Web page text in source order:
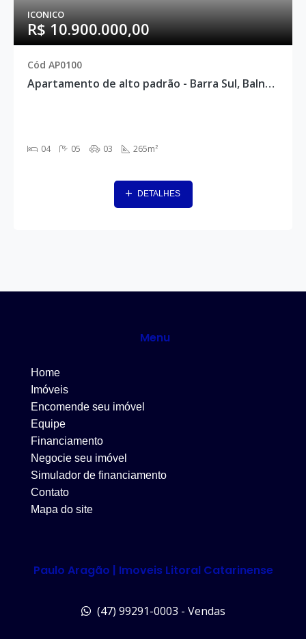
ICONICO
R$ 10.900.000,00
Cód AP0100
Apartamento de alto padrão - Barra Sul, Balneário Camboriú - AP0100
04 05 03 265m²
DETALHES
Menu
Home
Imóveis
Encomende seu imóvel
Equipe
Financiamento
Negocie seu imóvel
Simulador de financiamento
Contato
Mapa do site
Paulo Aragão | Imoveis Litoral Catarinense
(47) 99291-0003 - Vendas